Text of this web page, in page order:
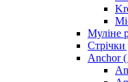
Муліне
Anchor